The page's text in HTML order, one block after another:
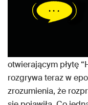
otwierającym płytę
rozgrywa teraz w
zrozumienia, że